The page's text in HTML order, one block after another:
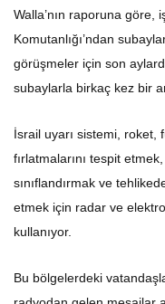
Walla’nın raporuna göre,
Komutanlığı’ndan
görüşmeler için son
subaylarla birkaç kez bir
İsrail uyarı sistemi, roket,
fırlatmalarını tespit
sınıflandırmak ve
etmek için radar ve
kullanıyor.
Bu bölgelerdeki